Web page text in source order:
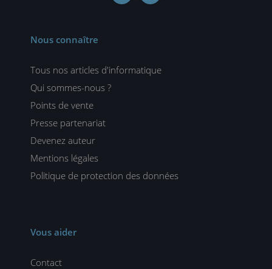
Nous connaître
Tous nos articles d'informatique
Qui sommes-nous ?
Points de vente
Presse partenariat
Devenez auteur
Mentions légales
Politique de protection des données
Vous aider
Contact